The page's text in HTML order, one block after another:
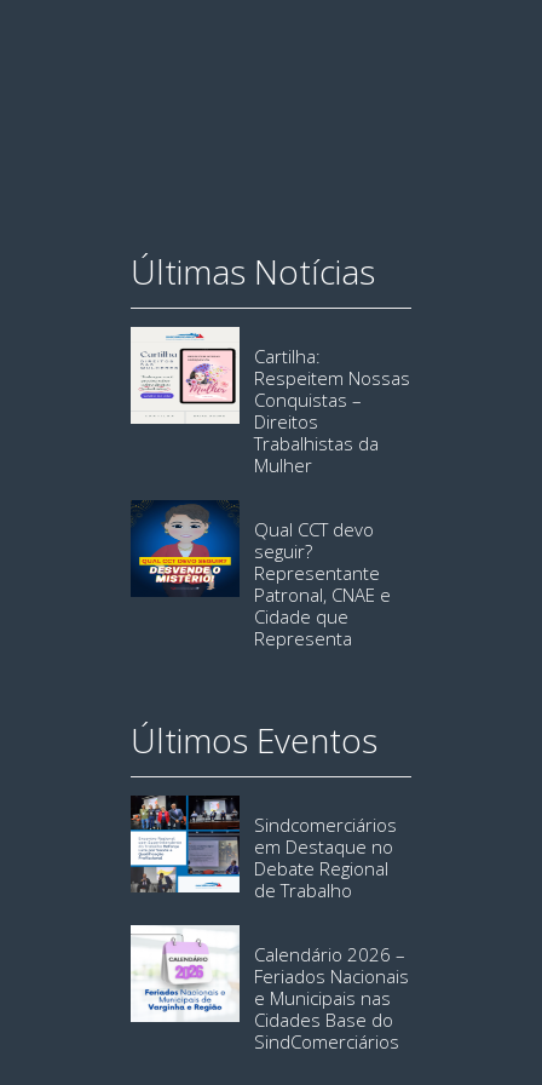
Últimas Notícias
Cartilha:
Respeitem Nossas
Conquistas –
Direitos
Trabalhistas da
Mulher
Qual CCT devo
seguir?
Representante
Patronal, CNAE e
Cidade que
Representa
Últimos Eventos
Sindcomerciários
em Destaque no
Debate Regional
de Trabalho
Calendário 2026 –
Feriados Nacionais
e Municipais nas
Cidades Base do
SindComerciários